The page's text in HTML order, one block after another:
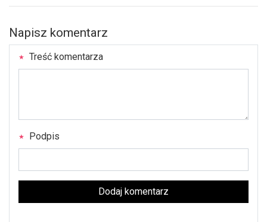
Napisz komentarz
Treść komentarza
Podpis
Dodaj komentarz